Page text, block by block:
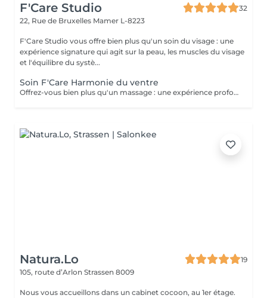
F'Care Studio
32
22, Rue de Bruxelles Mamer L-8223
F'Care Studio vous offre bien plus qu'un soin du visage : une
expérience signature qui agit sur la peau, les muscles du visage
et l'équilibre du systè...
Soin F'Care Harmonie du ventre
Offrez-vous bien plus qu'un massage : une expérience profonde qui invite le corps à se libérer, se rééquilibrer et retrouver son intelligence naturelle. Le soin F'Care Harmonie du ventre est un soin signature inspiré du Chi Nei Tsang, un massage abdominal issu de la tradition taoïste, associé à des techniques de drainage lymphatique profond et de travail manuel ciblé. Cette approche globale vise à libérer les tensions abdominales, stimuler les fonctions naturelles d'élimination et favoriser une sensation de légèreté et d'harmonie intérieure. Le ventre, souvent considéré comme notre deuxième cerveau, est au coeur de ce soin. En relâchant les tensions physiques et émotionnelles accumulées, il devient un espace de respiration, de fluidité et de vitalité retrouvée. Grâce à des gestes précis et profonds, ce massage contribue également à améliorer la qualité de la peau et à affiner visuellement la silhouette. Bienfaits principaux : - Stimulation des fonctions naturelles du métabolisme - Amélioration du confort digestif et du transit intestinal - Soutien aux processus naturels de détoxification - Réduction de la rétention d'eau et sensation de légèreté - Amélioration de la tonicité et de la qualité de la peau - Libération des tensions physiques et nerveuses du ventre Recommandé en cas de : Tensions abdominales, inconfort digestif, sensation de gonflement, rétention d'eau, surcharge émotionnelle ou périodes de déséquilibre (fatigue, stress, cycle menstruel). Résultat : Le ventre se détend profondément, le corps retrouve de la fluidité et l'esprit gagne en clarté, en apaisement et en énergie.
Natura.Lo
19
105, route d’Arlon Strassen 8009
Nous vous accueillons dans un cabinet cocoon, au 1er étage.